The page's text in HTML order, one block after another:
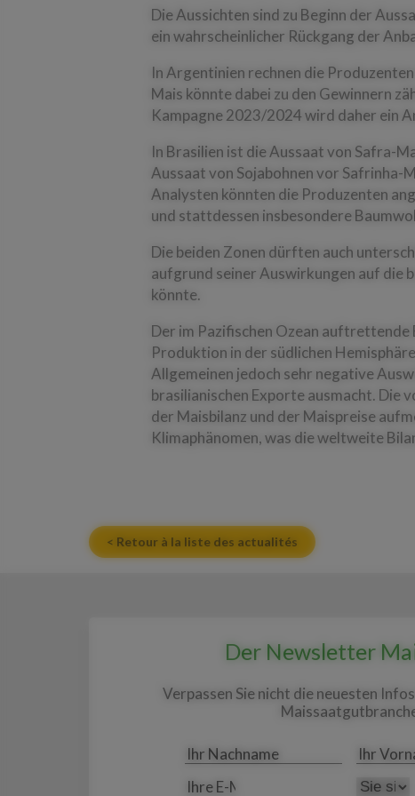
Die Aussichten sind zu Beginn der
ein wahrscheinlicher Rückgang der
In Argentinien rechnen die
Mais könnte dabei zu den Gewinnern
Kampagne 2023/2024 wird daher ein
In Brasilien ist die Aussaat von Safra-
Aussaat von Sojabohnen vor Safrinha-
Analysten könnten die Produzenten
und stattdessen insbesondere
Die beiden Zonen dürften auch
aufgrund seiner Auswirkungen auf die
könnte.
Der im Pazifischen Ozean
Produktion in der südlichen
Allgemeinen jedoch sehr negative
brasilianischen Exporte ausmacht. Die
der Maisbilanz und der Maispreise
Klimaphänomen, was die weltweite
< Retour à la liste des actualités
Der Newsletter
Verpassen Sie nicht die neuesten
Ihr
*
Ihr
Ihre E-
*
Sie